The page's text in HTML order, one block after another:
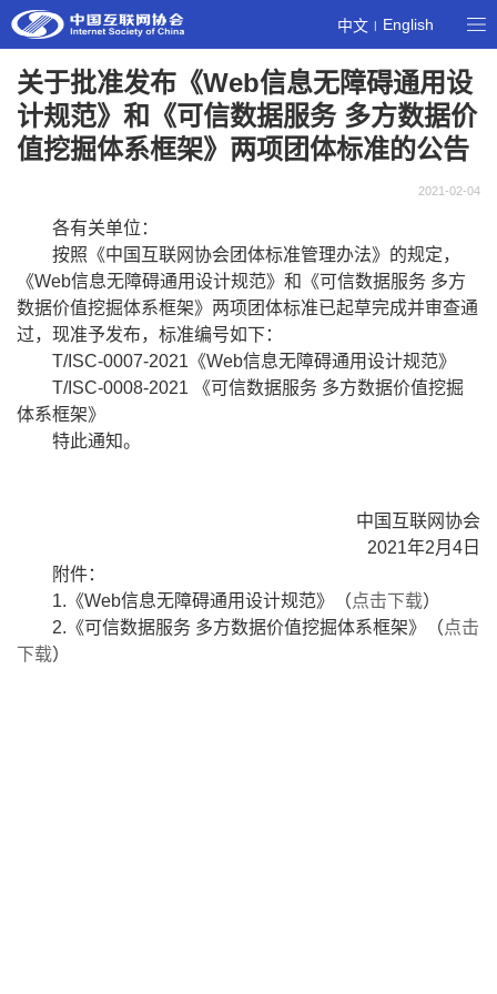
中文 | English
关于批准发布《Web信息无障碍通用设
计规范》和《可信数据服务 多方数据价
值挖掘体系框架》两项团体标准的公告
2021-02-04
各有关单位：
按照《中国互联网协会团体标准管理办法》的规定，
《Web信息无障碍通用设计规范》和《可信数据服务 多方
数据价值挖掘体系框架》两项团体标准已起草完成并审查通
过，现准予发布，标准编号如下：
T/ISC-0007-2021《Web信息无障碍通用设计规范》
T/ISC-0008-2021 《可信数据服务 多方数据价值挖掘
体系框架》
特此通知。
中国互联网协会
2021年2月4日
附件：
1.《Web信息无障碍通用设计规范》（点击下载）
2.《可信数据服务 多方数据价值挖掘体系框架》（点击
下载）